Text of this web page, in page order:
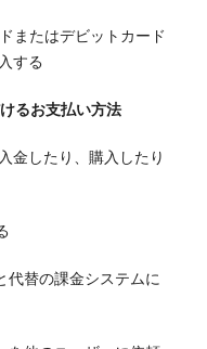
またはデビットカード
する
るお支払い方法
金したり、購入したり
代替の課金システムに